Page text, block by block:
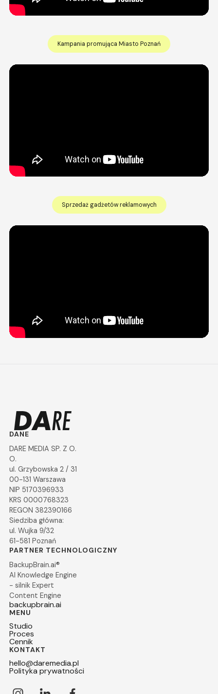
Kampania promująca Miasto Poznań
Sprzedaż gadżetów reklamowych
DANE
DARE MEDIA SP. Z O.
O.
ul. Grzybowska 2 / 31
00-131 Warszawa
NIP 5170396933
KRS 0000768323
REGON 382390166
Siedziba główna:
ul. Wujka 9/32
61-581 Poznań
PARTNER TECHNOLOGICZNY
BackupBrain.ai®
AI Knowledge Engine
- silnik Expert
Content Engine
backupbrain.ai
MENU
Studio
Proces
Cennik
KONTAKT
hello@daremedia.pl
Polityka prywatności